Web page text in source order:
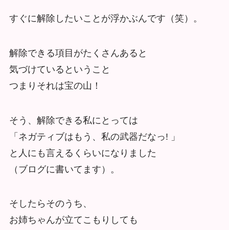
すぐに解除したいことが浮かぶんです（笑）。
解除できる項目がたくさんあると
気づけているということ
つまりそれは宝の山！
そう、解除できる私にとっては
「ネガティブはもう、私の武器だなっ! 」
と人にも言えるくらいになりました
（ブログに書いてます）。
そしたらそのうち、
お姉ちゃんが立てこもりしても